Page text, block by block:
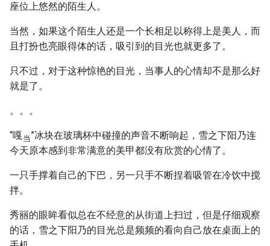
座位上悠然的陌生人。
当然，如果这个陌生人还是一个长相足以称得上是美人，而
且打扮也亮眼得体的话，吸引到的目光也就更多了。
只不过，对于这种惊艳的目光，当事人的心情却不是那么好
就是了。
。。。
“嘎 当 ”冰块在玻璃杯中碰撞的声音不断响起，雪之下阳乃连
今天原本感到非常满意的美甲都没有欣赏的心情了。
一只手撑着自己的下巴，另一只手不断捏着吸管在冷饮中搅
拌。
秀丽的眼眸看似总在不经意的从街道上扫过，但是仔细观察
的话，雪之下阳乃的目光总是频频的看向自己放在桌面上的